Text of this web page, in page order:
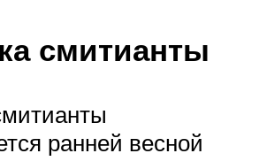
смитианты
ранней весной